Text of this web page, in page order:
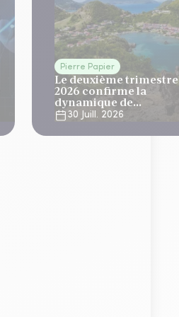
Pierre Papier
Le deuxième trimestre
2026 confirme la
dynamique de
développement
d'Elevation Tertiom
30 Juill. 2026